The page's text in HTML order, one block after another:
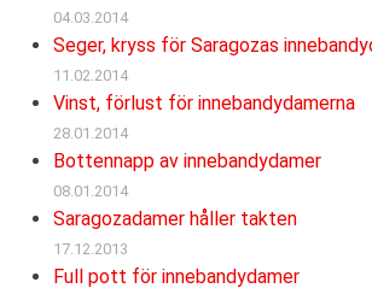
04.03.2014
Seger, kryss för Saragozas
11.02.2014
Vinst, förlust för innebandydamerna
28.01.2014
Bottennapp av innebandydamer
08.01.2014
Saragozadamer håller takten
17.12.2013
Full pott för innebandydamer